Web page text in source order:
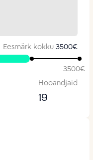
Eesmärk kokku 3500€
3500€
Hooandjaid
19